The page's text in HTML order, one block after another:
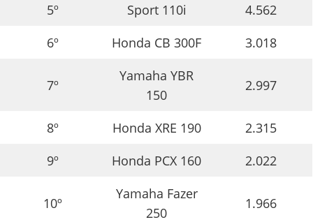
5º Sport 110i
4.562
6º
Honda CB 300F 3.018
7º
Yamaha YBR
150
2.997
8º Honda XRE 190
2.315
9º
Honda PCX 160 2.022
10º
Yamaha Fazer
250
1.966